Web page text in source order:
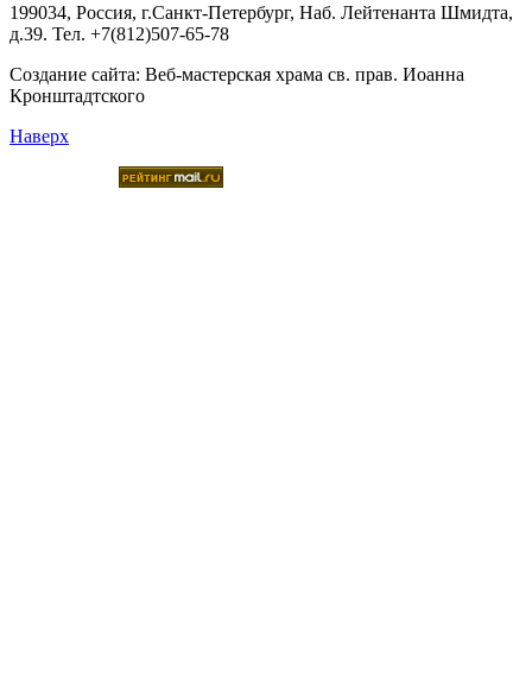
199034, Россия, г.Санкт-Петербург, Наб. Лейтенанта Шмидта,
д.39. Тел. +7(812)507-65-78
Создание сайта: Веб-мастерская храма св. прав. Иоанна
Кронштадтского
Наверх